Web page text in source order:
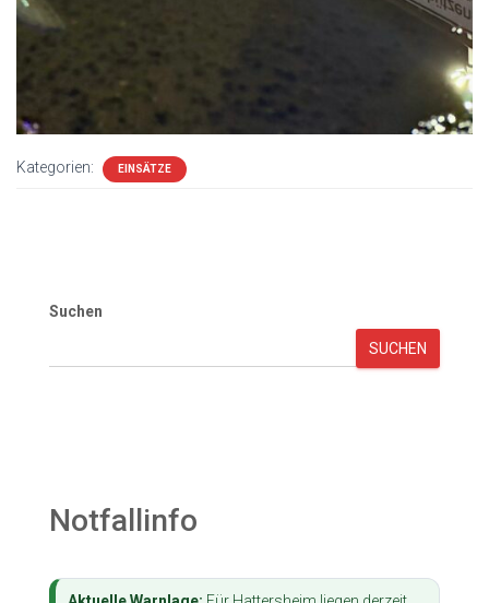
Kategorien: EINSÄTZE
Suchen
SUCHEN
Notfallinfo